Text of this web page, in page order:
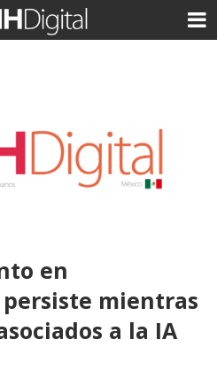
en
mientras
a la IA